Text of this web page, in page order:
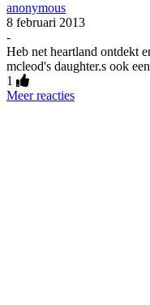
anonymous
8 februari 2013
-
Heb net heartland ontdekt
mcleod's daughter.s ook
1
Meer reacties